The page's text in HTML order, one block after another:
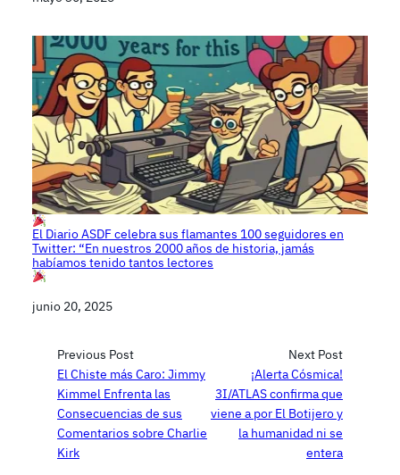
El Diario ASDF celebra sus flamantes 100 seguidores en
Twitter: “En nuestros 2000 años de historia, jamás
habíamos tenido tantos lectores
Fecha
junio 20, 2025
Previous Post
El Chiste más Caro: Jimmy
Kimmel Enfrenta las
Consecuencias de sus
Comentarios sobre Charlie
Kirk
Next Post
¡Alerta Cósmica!
3I/ATLAS confirma que
viene a por El Botijero y
la humanidad ni se
entera